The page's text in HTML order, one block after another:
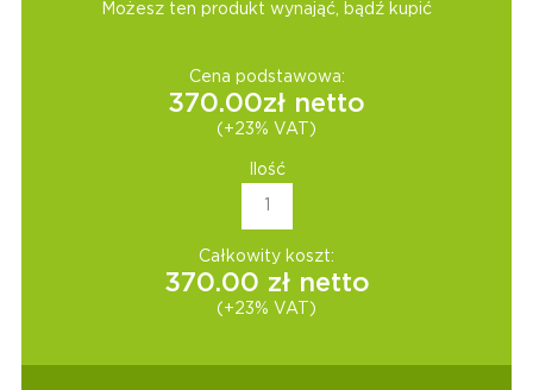
Możesz ten produkt wynająć, bądź kupić
Cena podstawowa:
370.00zł netto
(+23% VAT)
Ilość
Całkowity koszt:
370.00 zł netto
(+23% VAT)